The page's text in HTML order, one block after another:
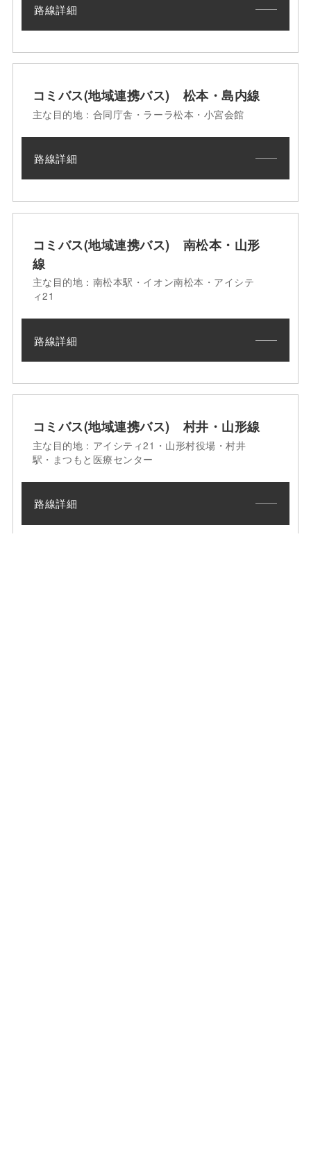
路線詳細
コミバス(地域連携バス) 松本・島内線
主な目的地：合同庁舎・ラーラ松本・小宮会館
路線詳細
コミバス(地域連携バス) 南松本・山形
線
主な目的地：南松本駅・イオン南松本・アイシテ
ィ21
路線詳細
コミバス(地域連携バス) 村井・山形線
主な目的地：アイシティ21・山形村役場・村井
駅・まつもと医療センター
路線詳細